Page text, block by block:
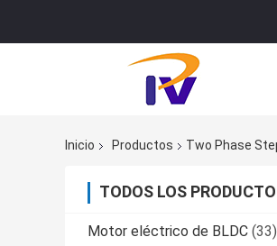
Inicio
Productos Two Phase
TODOS LOS
Motor eléctrico de BLDC (33)